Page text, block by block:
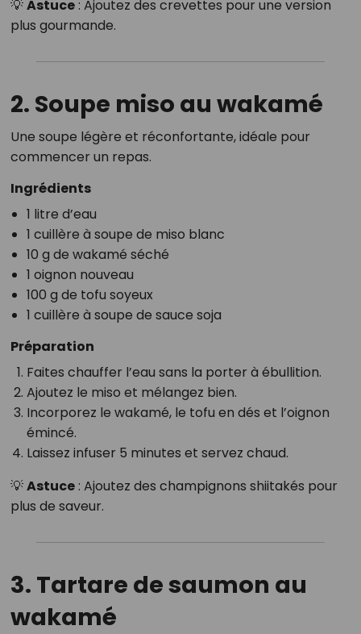
💡Astuce: Ajoutez des crevettes pour une version
plus gourmande.
2. Soupe miso au wakamé
Une soupe légère et réconfortante, idéale pour
commencer un repas.
Ingrédients
1 litre d’eau
1 cuillère à soupe de miso blanc
10 g de wakamé séché
1 oignon nouveau
100 g de tofu soyeux
1 cuillère à soupe de sauce soja
Préparation
Faites chauffer l’eau sans la porter à ébullition.
Ajoutez le miso et mélangez bien.
Incorporez le wakamé, le tofu en dés et l’oignon
émincé.
Laissez infuser 5 minutes et servez chaud.
💡Astuce: Ajoutez des champignons shiitakés pour
plus de saveur.
3. Tartare de saumon au
wakamé